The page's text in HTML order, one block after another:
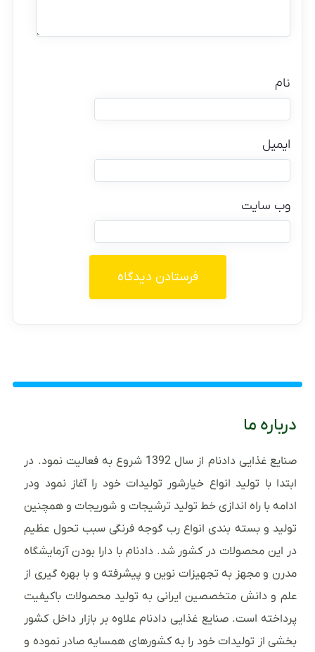
نام
ایمیل
وب‌ سایت
درباره ما
صنایع غذایی دادنام از سال 1392 شروع به فعالیت نمود. در
ابتدا با تولید انواع خیارشور تولیدات خود را آغاز نمود ودر
ادامه با راه اندازی خط تولید ترشیجات و شوریجات و همچنین
تولید و بسته بندی انواع رب گوجه فرنگی سبب تحول عظیم
در این محصولات در کشور شد. دادنام با دارا بودن آزمایشگاه
مدرن و مجهز به تجهیزات نوین و پیشرفته و با بهره گیری از
علم و دانش متخصصین ایرانی به تولید محصولات باکیفیت
پرداخته است. صنایع غذایی دادنام علاوه بر بازار داخل کشور
بخشی از تولیدات خود را به کشورهای همسایه صادر نموده و